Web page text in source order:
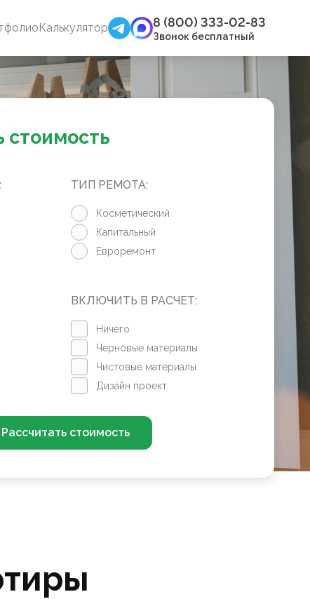
Калькулятор 8 (800) 333-02-83
Звонок бесплатный
стоимость
ТИП РЕМОТА:
Косметический
Капитальный
Евроремонт
ВКЛЮЧИТЬ В РАСЧЕТ:
Ничего
Черновые материалы
Чистовые материалы
Дизайн проект
Рассчитать стоимость